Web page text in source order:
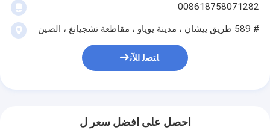
008618758071282
# 589 طريق ييشان ، مدينة يوياو ، مقاطعة تشجيانغ ، الصين
ﺎﺘﺼﻟ ﺍﻶﻧ
احصل على افضل سعر ل